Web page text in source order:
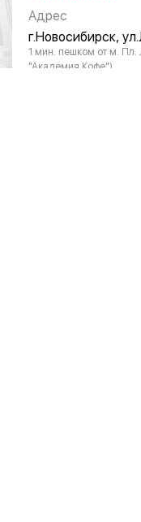
Адрес
г.Новосибирск,
1 мин. пешком от м. Пл.
"Академия Кофе")